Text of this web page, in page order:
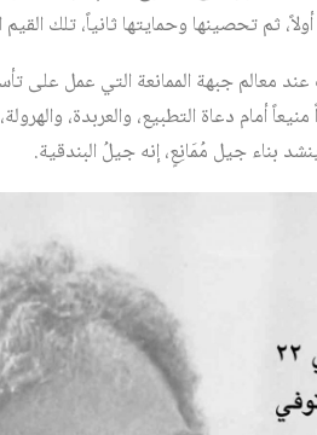
ثم تحصينها وحمايتها ثانياً، تلك
معالم جبهة الممانعة التي عمل على
أمام دعاة التطبيع، والعربدة،
بناء جيل مُمَانِعٍ، إنه جيلُ البندقية.